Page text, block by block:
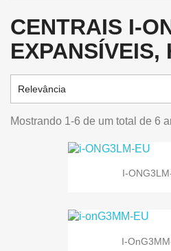
CENTRAIS I-
EXPANSÍVEIS,
Relevância
Mostrando 1-6 de um total de 6
I-
I-